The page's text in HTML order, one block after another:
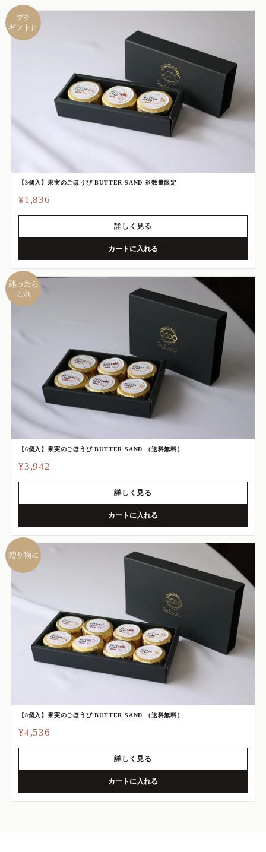
【3個入】果実のごほうび BUTTER SAND ※数量限定
¥1,836
詳しく見る
カートに入れる
【6個入】果実のごほうび BUTTER SAND （送料無料）
¥3,942
詳しく見る
カートに入れる
【8個入】果実のごほうび BUTTER SAND （送料無料）
¥4,536
詳しく見る
カートに入れる